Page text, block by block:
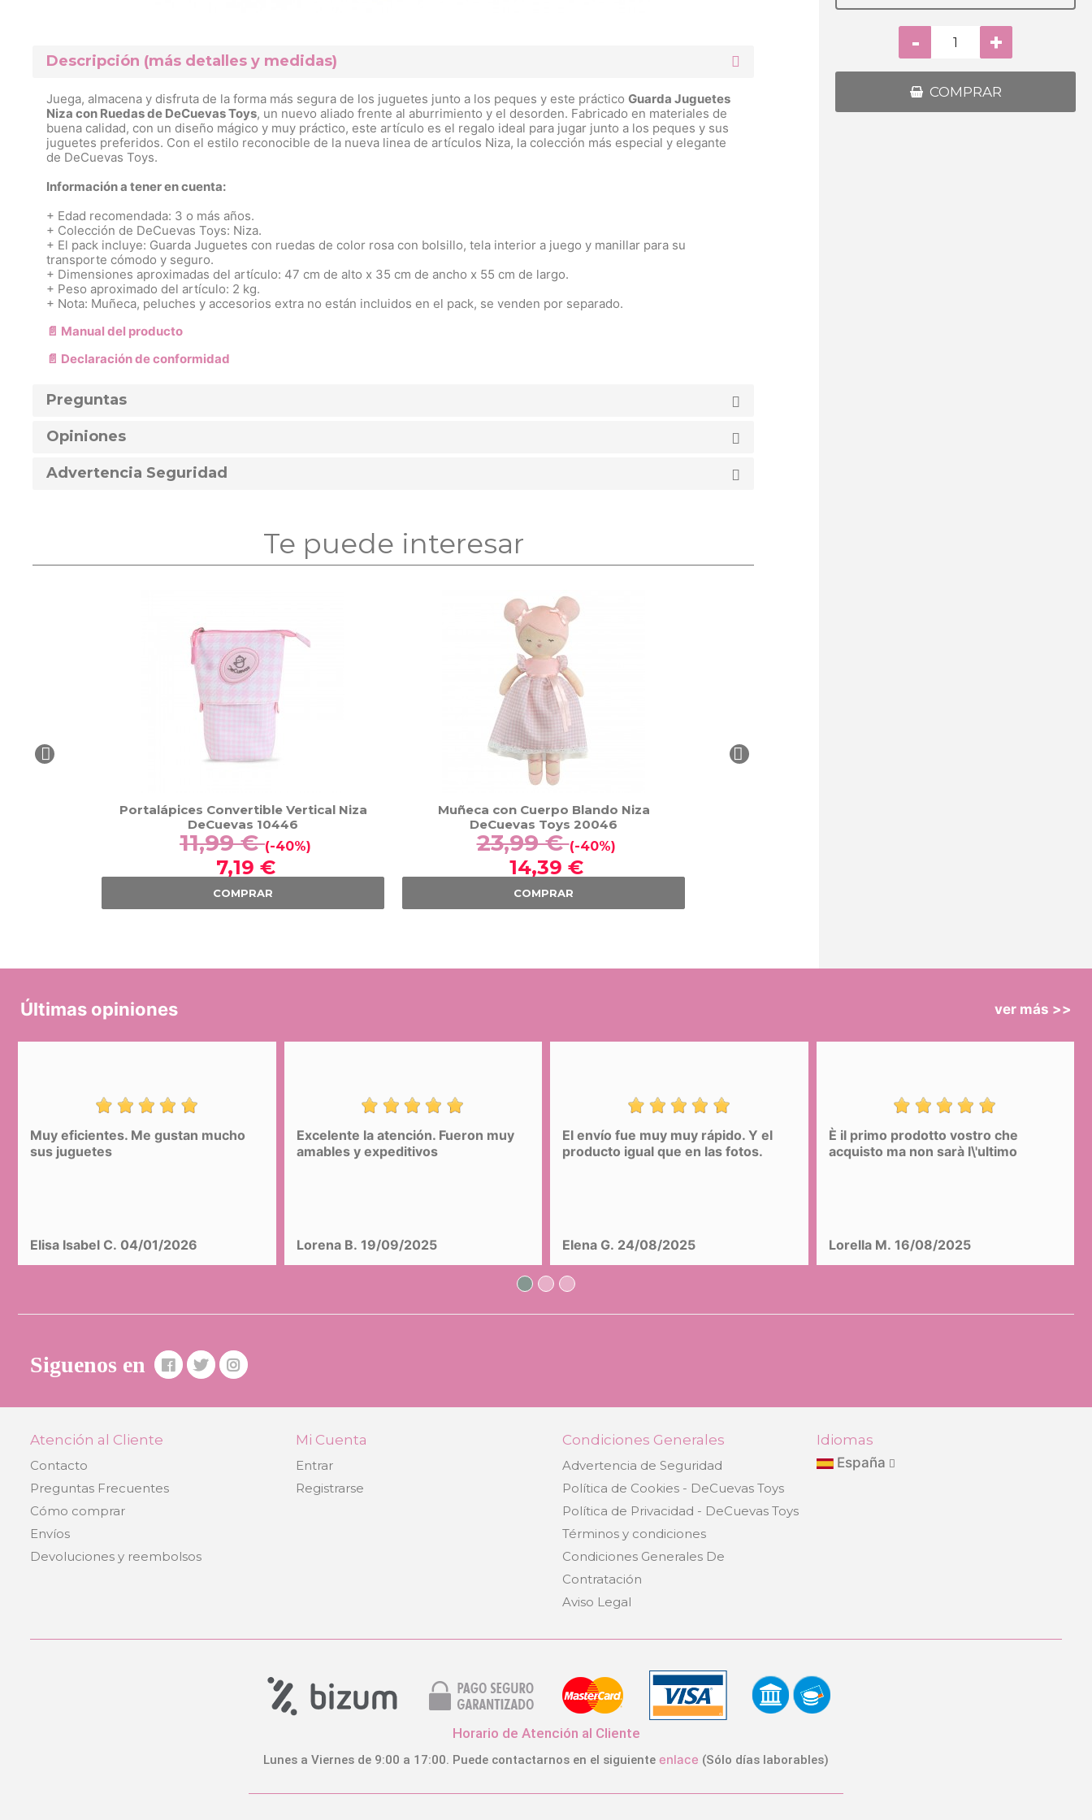
- +
COMPRAR
Descripción (más detalles y medidas)
Juega, almacena y disfruta de la forma más segura de los juguetes junto a los peques y este práctico Guarda Juguetes
Niza con Ruedas de DeCuevas Toys, un nuevo aliado frente al aburrimiento y el desorden. Fabricado en materiales de
buena calidad, con un diseño mágico y muy práctico, este artículo es el regalo ideal para jugar junto a los peques y sus
juguetes preferidos. Con el estilo reconocible de la nueva linea de artículos Niza, la colección más especial y elegante
de DeCuevas Toys.
Información a tener en cuenta:
+ Edad recomendada: 3 o más años.
+ Colección de DeCuevas Toys: Niza.
+ El pack incluye: Guarda Juguetes con ruedas de color rosa con bolsillo, tela interior a juego y manillar para su
transporte cómodo y seguro.
+ Dimensiones aproximadas del artículo: 47 cm de alto x 35 cm de ancho x 55 cm de largo.
+ Peso aproximado del artículo: 2 kg.
+ Nota: Muñeca, peluches y accesorios extra no están incluidos en el pack, se venden por separado.
📄 Manual del producto
📄 Declaración de conformidad
Preguntas
Opiniones
Advertencia Seguridad
Te puede interesar
Portalápices Convertible Vertical Niza
DeCuevas 10446
11,99 €(-40%)
7,19 €
COMPRAR
Muñeca con Cuerpo Blando Niza
DeCuevas Toys 20046
23,99 €(-40%)
14,39 €
COMPRAR
Mochila Escolar Niza Multi Bolsillos
DeCuevas 10346
Mochila Escolar DeCuevas Niza 10246
Estuche Niza 3 Compartimentos
DeCuevas 10146
Últimas opiniones ver más >>
Muy eficientes. Me gustan mucho
sus juguetes
Elisa Isabel C. 04/01/2026
Excelente la atención. Fueron muy
amables y expeditivos
Lorena B. 19/09/2025
El envío fue muy muy rápido. Y el
producto igual que en las fotos.
Elena G. 24/08/2025
È il primo prodotto vostro che
acquisto ma non sarà l\'ultimo
Lorella M. 16/08/2025
Siguenos en
Atención al Cliente
Contacto
Preguntas Frecuentes
Cómo comprar
Envíos
Devoluciones y reembolsos
Mi Cuenta
Entrar
Registrarse
Condiciones Generales
Advertencia de Seguridad
Política de Cookies - DeCuevas Toys
Política de Privacidad - DeCuevas Toys
Términos y condiciones
Condiciones Generales De
Contratación
Aviso Legal
Idiomas
España
Horario de Atención al Cliente
Lunes a Viernes de 9:00 a 17:00. Puede contactarnos en el siguiente enlace (Sólo días laborables)